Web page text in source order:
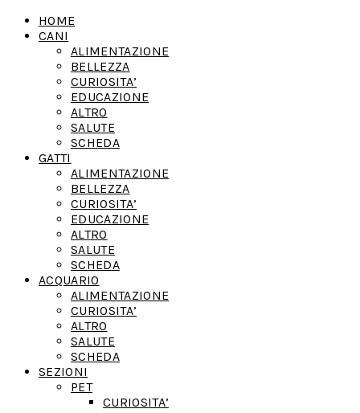
HOME
CANI
ALIMENTAZIONE
BELLEZZA
CURIOSITA’
EDUCAZIONE
ALTRO
SALUTE
SCHEDA
GATTI
ALIMENTAZIONE
BELLEZZA
CURIOSITA’
EDUCAZIONE
ALTRO
SALUTE
SCHEDA
ACQUARIO
ALIMENTAZIONE
CURIOSITA’
ALTRO
SALUTE
SCHEDA
SEZIONI
PET
CURIOSITA’